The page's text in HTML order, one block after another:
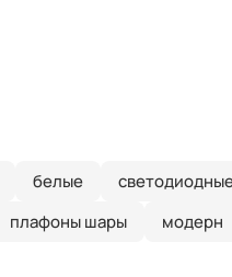
белые
плафоны шары модерн